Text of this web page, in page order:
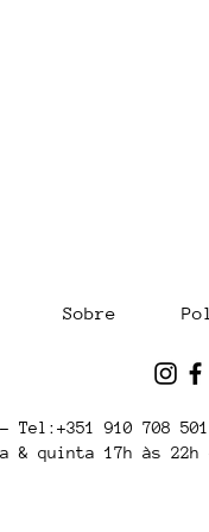
Sobre
910 708
& quinta 17h às 22h